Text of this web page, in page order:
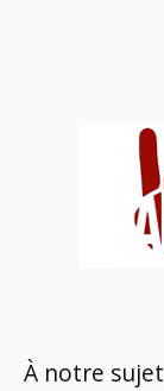
À notre sujet